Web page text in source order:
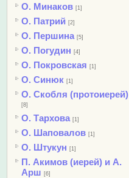
О. Минаков [1]
О. Патрий [2]
О. Першина [5]
О. Погудин [4]
О. Покровская [1]
О. Синюк [1]
О. Скобля (протоиерей)
[8]
О. Тархова [1]
О. Шаповалов [1]
О. Штукун [1]
П. Акимов (иерей) и А.
Арш [6]